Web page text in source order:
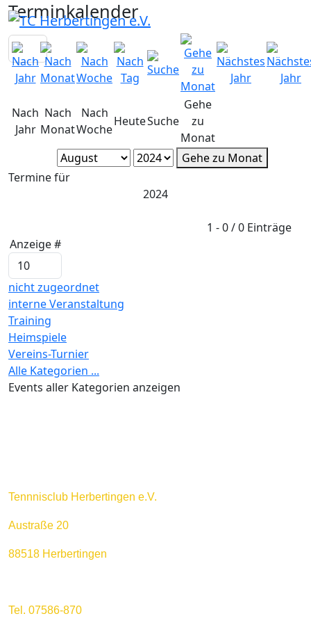
Terminkalender
Nach
Jahr
Nach
Monat
Nach
Woche
HeuteSuche
Gehe
zu
Monat
Gehe zu Monat
Termine für
2024
1 - 0 / 0 Einträge
Anzeige #
nicht zugeordnet
interne Veranstaltung
Training
Heimspiele
Vereins-Turnier
Alle Kategorien ...
Events aller Kategorien anzeigen
Tennnisclub Herbertingen e.V.
Austraße 20
88518 Herbertingen
Tel. 07586-870